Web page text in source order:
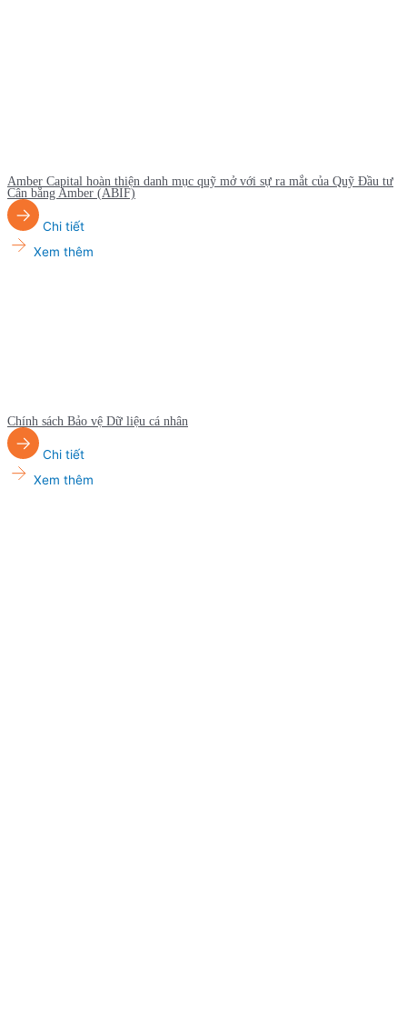
Amber Capital hoàn thiện danh mục quỹ mở với sự ra mắt của Quỹ Đầu tư
Cân bằng Amber (ABIF)
Chi tiết
Xem thêm
Chính sách Bảo vệ Dữ liệu cá nhân
Chi tiết
Xem thêm